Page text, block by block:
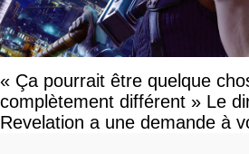
« Ça pourrait être quelque
complètement différent » Le
Revelation a une demande à